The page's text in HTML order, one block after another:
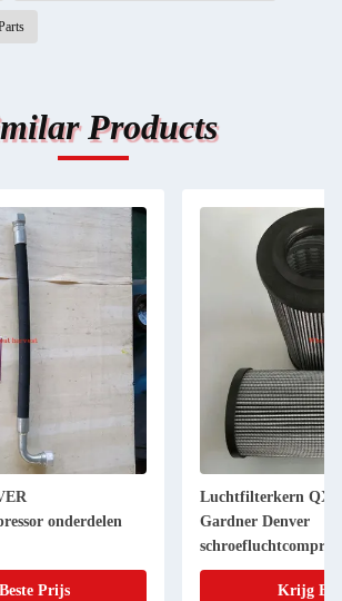
Products
onderdelen
Prijs
Luchtfilterkern
Gardner Denver
Krijg